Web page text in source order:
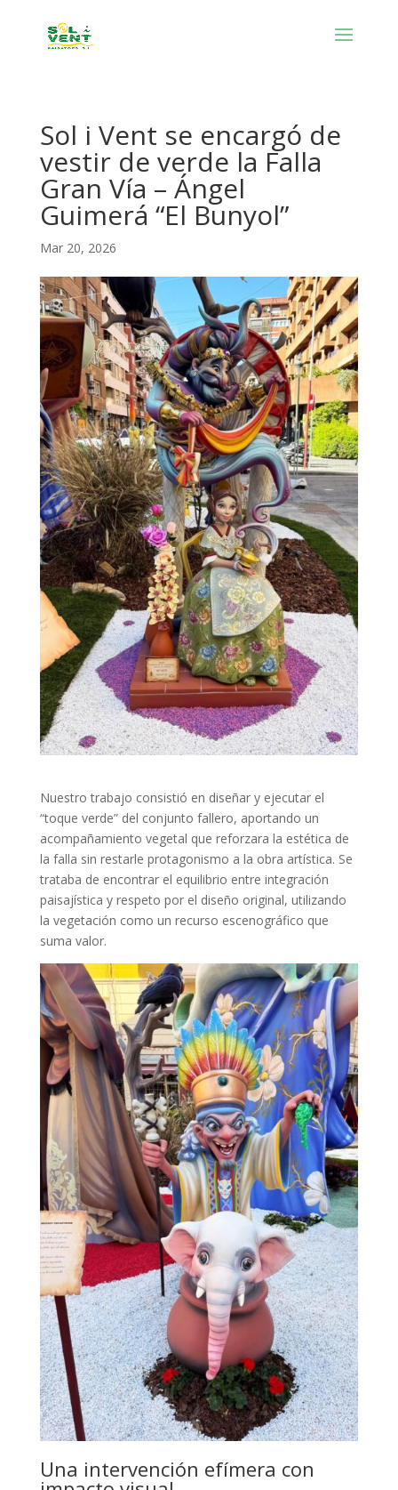
Sol i Vent se encargó de
vestir de verde la Falla
Gran Vía – Ángel
Guimerá “El Bunyol”
Mar 20, 2026
Nuestro trabajo consistió en diseñar y ejecutar el
“toque verde” del conjunto fallero, aportando un
acompañamiento vegetal que reforzara la estética de
la falla sin restarle protagonismo a la obra artística. Se
trataba de encontrar el equilibrio entre integración
paisajística y respeto por el diseño original, utilizando
la vegetación como un recurso escenográfico que
suma valor.
Una intervención efímera con